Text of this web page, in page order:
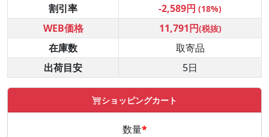
割引率 -2,589円 (18%)
WEB価格 11,791円(税抜)
在庫数
取寄品
出荷目安
5日
ショッピングカート
数量*